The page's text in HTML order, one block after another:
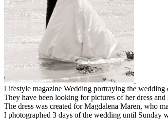
Lifestyle magazine Wedding portraying the wedding
They have been looking for pictures of her dress and
The dress was created for Magdalena Maren, who
I photographed 3 days of the wedding until Sunday